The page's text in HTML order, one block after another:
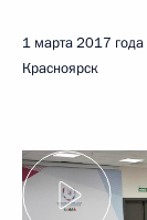
1 марта 2017 года
Красноярск